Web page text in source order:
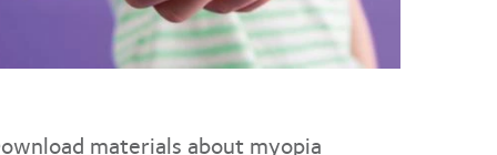
materials about myopia